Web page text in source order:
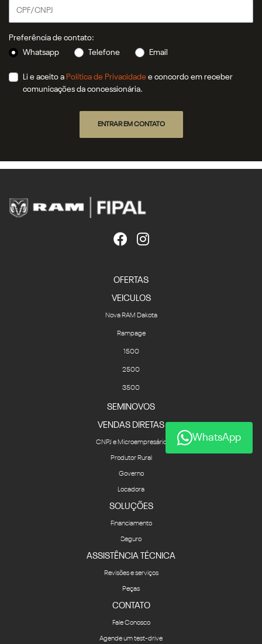
Preferência de contato:
Whatsapp
Telefone Email
Li e aceito a Política de Privacidade e concordo em receber
comunicações da concessionária.
ENTRAR EM CONTATO
OFERTAS
VEICULOS
Nova RAM Dakota
Rampage
1500
2500
3500
SEMINOVOS
VENDAS DIRETAS
CNPJ e Microempresário
Produtor Rural
Governo
Locadora
SOLUÇÕES
Financiamento
Seguro
ASSISTÊNCIA TÉCNICA
Revisões e serviços
Peças
CONTATO
Fale Conosco
Agende um test-drive
WhatsApp